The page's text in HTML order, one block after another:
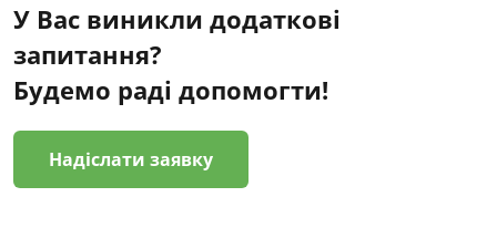
У Вас виникли додаткові
запитання?
Будемо раді допомогти!
Надіслати заявку